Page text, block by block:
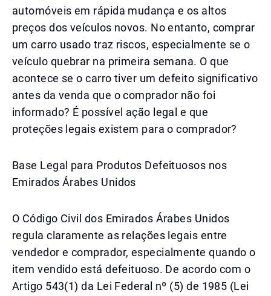
automóveis em rápida mudança e os altos
preços dos veículos novos. No entanto, comprar
um carro usado traz riscos, especialmente se o
veículo quebrar na primeira semana. O que
acontece se o carro tiver um defeito significativo
antes da venda que o comprador não foi
informado? É possível ação legal e que
proteções legais existem para o comprador?
Base Legal para Produtos Defeituosos nos
Emirados Árabes Unidos
O Código Civil dos Emirados Árabes Unidos
regula claramente as relações legais entre
vendedor e comprador, especialmente quando o
item vendido está defeituoso. De acordo com o
Artigo 543(1) da Lei Federal nº (5) de 1985 (Lei